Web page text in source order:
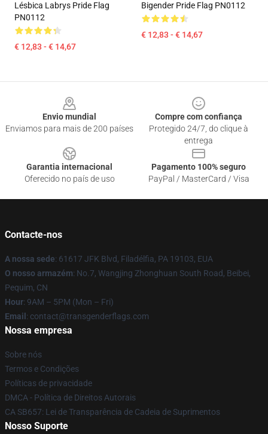
Lésbica Labrys Pride Flag
PN0112
€ 12,83 - € 14,67
Bigender Pride Flag PN0112
€ 12,83 - € 14,67
Envio mundial
Enviamos para mais de 200 países
Compre com confiança
Protegido 24/7, do clique à
entrega
Garantia internacional
Oferecido no país de uso
Pagamento 100% seguro
PayPal / MasterCard / Visa
Contacte-nos
A nossa sede: 61617 JFK Blvd, Filadélfia, PA 19103, EUA
O nosso armazém: No.7, Wangjing Zhonghuan South Road, Beibei,
Pequim, CN
Hour: 9AM – 5PM (Mon – Fri)
Email : contact@transgenderflags.com
Nossa empresa
Sobre nós
Termos e Condições
Políticas de privacidade
DMCA - Política de Direitos Autorais
CA SB657: Lei de Transparência de Cadeia de Suprimentos
Nosso Suporte